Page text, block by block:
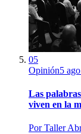
05
Opinión5
Las
viven en la
PorTaller